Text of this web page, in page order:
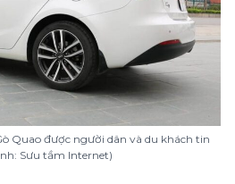
Quao được người dân và du khách tin
Sưu tầm Internet)